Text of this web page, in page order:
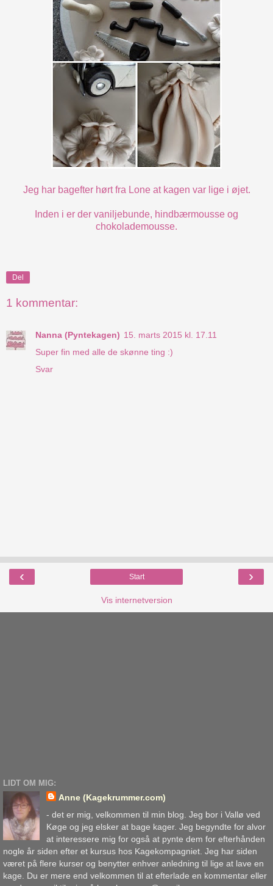
Jeg har bagefter hørt fra Lone at kagen var lige i øjet.
Inden i er der vaniljebunde, hindbærmousse og
chokolademousse.
Del
1 kommentar:
Nanna (Pyntekagen) 15. marts 2015 kl. 17.11
Super fin med alle de skønne ting :)
Svar
‹ ›
Start
Vis internetversion
LIDT OM MIG:
Anne (Kagekrummer.com)
- det er mig, velkommen til min blog. Jeg bor i Vallø ved
Køge og jeg elsker at bage kager. Jeg begyndte for alvor
at interessere mig for også at pynte dem for efterhånden
nogle år siden efter et kursus hos Kagekompagniet. Jeg har siden
været på flere kurser og benytter enhver anledning til lige at lave en
kage. Du er mere end velkommen til at efterlade en kommentar eller